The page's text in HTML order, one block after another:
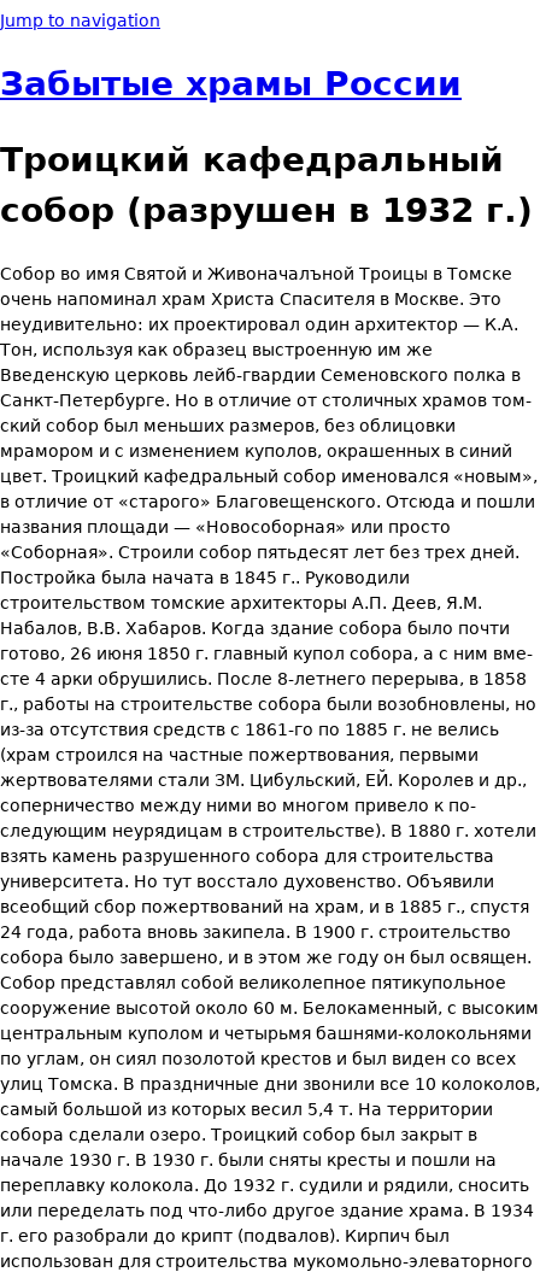
Jump to navigation
Забытые храмы России
Троицкий кафедральный
собор (разрушен в 1932 г.)
Собор во имя Святой и Живоначалъной Троицы в Томске
очень напо­минал храм Христа Спасителя в Москве. Это
неудивительно: их про­ектировал один архитектор — К.А.
Тон, используя как образец вы­строенную им же
Введенскую церковь лейб-гвардии Семеновского полка в
Санкт-Петербурге. Но в отличие от столичных храмов том­
ский собор был меньших размеров, без облицовки
мрамором и с изме­нением куполов, окрашенных в синий
цвет. Троицкий кафедральный собор именовался «новым»,
в отличие от «старого» Благовещенского. Отсюда и пошли
названия площади — «Новособорная» или просто
«Соборная». Строили собор пятьдесят лет без трех дней.
Постройка была начата в 1845 г.. Руководили
строительством томские архи­текторы А.П. Деев, Я.М.
Набалов, В.В. Хабаров. Когда здание собора бы­ло почти
готово, 26 июня 1850 г. главный купол собора, а с ним вме­
сте 4 арки обрушились. После 8-летнего перерыва, в 1858
г., работы на строительстве собора были возобновлены, но
из-за отсутствия средств с 1861-го по 1885 г. не велись
(храм строился на частные по­жертвования, первыми
жертвователями стали ЗМ. Цибульский, ЕЙ. Королев и др.,
соперничество между ними во многом привело к по­
следующим неурядицам в строительстве). В 1880 г. хотели
взять ка­мень разрушенного собора для строительства
университета. Но тут восстало духовенство. Объявили
всеобщий сбор пожертвований на храм, и в 1885 г., спустя
24 года, работа вновь закипела. В 1900 г. строительство
собора было завершено, и в этом же году он был ос­вящен.
Собор представлял собой великолепное пятикупольное
соору­жение высотой около 60 м. Белокаменный, с высоким
центральным куполом и четырьмя башнями-колокольнями
по углам, он сиял позо­лотой крестов и был виден со всех
улиц Томска. В праздничные дни звонили все 10 колоколов,
самый большой из которых весил 5,4 т. На территории
собора сделали озеро. Троицкий собор был закрыт в
начале 1930 г. В 1930 г. были сняты кресты и пошли на
переплавку колокола. До 1932 г. судили и рядили, сносить
или переделать под что-либо другое здание храма. В 1934
г. его разобрали до крипт (под­валов). Кирпич был
использован для строительства мукомольно-эле­ваторного